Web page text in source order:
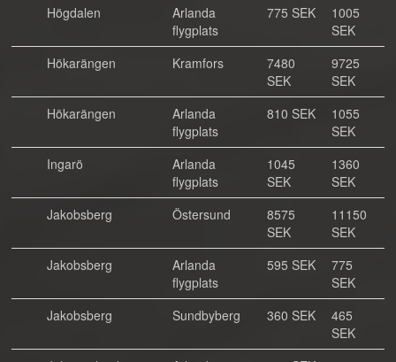
Högdalen
Arlanda
flygplats
775 SEK
1005
SEK
Hökarängen
Kramfors
7480
SEK
9725
SEK
Hökarängen
Arlanda
flygplats
810 SEK
1055
SEK
Ingarö
Arlanda
flygplats
1045
SEK
1360
SEK
Jakobsberg
Östersund
8575
SEK
11150
SEK
Jakobsberg
Arlanda
flygplats
595 SEK
775
SEK
Jakobsberg
Sundbyberg 360 SEK
465
SEK